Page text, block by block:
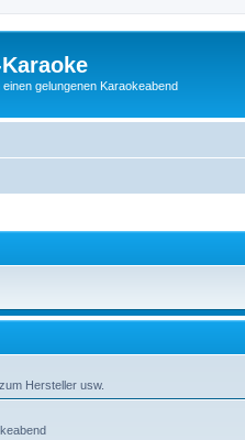
Karaoke
gelungenen Karaokeabend
Hersteller usw.